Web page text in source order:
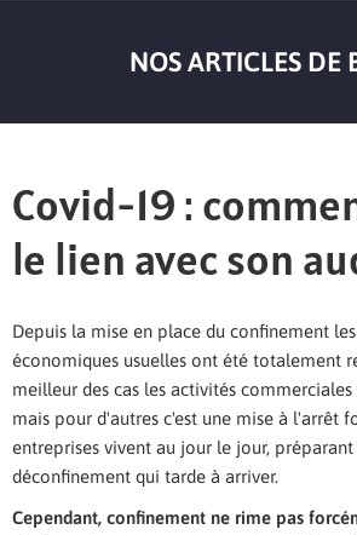
NOS ARTICLES DE
Covid-19 :
le lien avec son
Depuis la mise en place du confinement
économiques usuelles ont été totalement
meilleur des cas les activités
mais pour d'autres c'est une mise à l'arrêt
entreprises vivent au jour le jour,
déconfinement qui tarde à arriver.
Cependant, confinement ne rime pas